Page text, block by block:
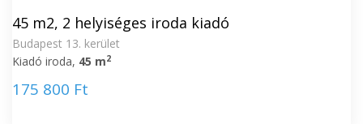
45 m2, 2 helyiséges iroda kiadó
Budapest 13. kerület
Kiadó iroda, 45 m2
175 800 Ft